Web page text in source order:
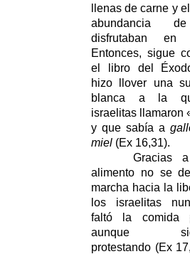
llenas de carne y
abundancia
disfrutaban en
Entonces, sigue
el libro del
hizo llover una
blanca a la
israelitas llamaron
y que sabía a
miel (Ex 16,31).
Gracias a
alimento no se
marcha hacia la
los israelitas
faltó la comida
aunque
protestando (Ex